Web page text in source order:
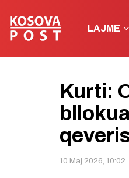
LAJME
Kurti:
10 Maj 2026, 10:02